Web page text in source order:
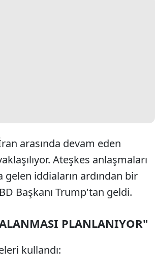
arasında devam eden
Ateşkes anlaşmaları
gelen iddiaların ardından bir
Başkanı Trump'tan geldi.
PLANLANIYOR"
kullandı: